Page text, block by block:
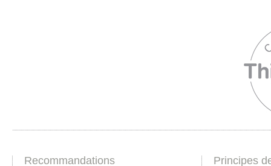
Recommandations Principes